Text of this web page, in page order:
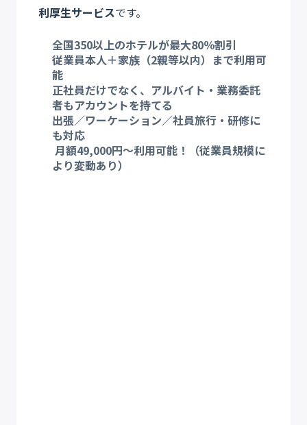
利厚生サービスです。
全国350以上のホテルが最大80％割引
従業員本人＋家族（2親等以内）まで利用可
能
正社員だけでなく、アルバイト・業務委託
者もアカウントを持てる
出張／ワーケーション／社員旅行・研修に
も対応
月額49,000円～利用可能！（従業員規模に
より変動あり）